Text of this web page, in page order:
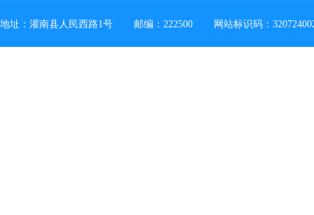
地址：灌南县人民西路1号 邮编：222500 网站标识码：